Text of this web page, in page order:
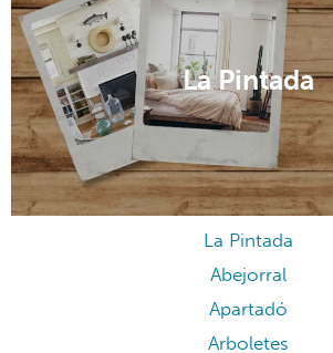
La Pintada
La Pintada
Abejorral
Apartadó
Arboletes